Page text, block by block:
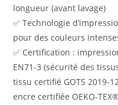
longueur (avant lavage)
✅ Technologie
pour des couleurs
✅ Certification :
EN71-3 (sécurité des
tissu certifié GOTS 2019-
encre certifiée OEKO-